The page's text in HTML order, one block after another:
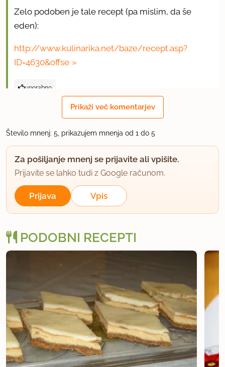
Zelo podoben je tale recept (pa mislim, da še
eden):
http://www.kulinarika.net/baze/recept.asp?
ID=4630&offse
uporabno
3.9.2006 ob 17:46
Da, Dušankin skutin kolač, objavljen pred dobrim
"strokovnega" pregleda le lahko "nesel" 1 teden
uporabno
199 sporočil
4.9.2006 ob 7:49
Zelo dobro. Jaz naredim v obliki torte in poleg
masla k keksom dodam malo mleka. Niti ne zelo
sladko, če zmanjšate količino sladkorja. Primerno
Prikaži več komentarjev
Število mnenj: 5, prikazujem mnenja od 1 do 5
Za pošiljanje mnenj se prijavite ali vpišite.
Prijavite se lahko tudi z Google računom.
Prijava Vpis
PODOBNI RECEPTI